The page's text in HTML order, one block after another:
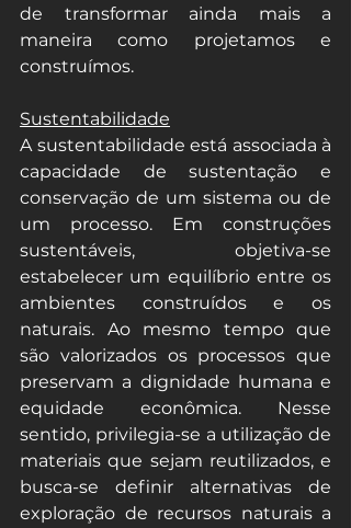
de transformar ainda mais a
maneira como projetamos e
construímos.
Sustentabilidade
A sustentabilidade está associada à
capacidade de sustentação e
conservação de um sistema ou de
um processo. Em construções
sustentáveis, objetiva-se
estabelecer um equilíbrio entre os
ambientes construídos e os
naturais. Ao mesmo tempo que
são valorizados os processos que
preservam a dignidade humana e
equidade econômica. Nesse
sentido, privilegia-se a utilização de
materiais que sejam reutilizados, e
busca-se definir alternativas de
exploração de recursos naturais a